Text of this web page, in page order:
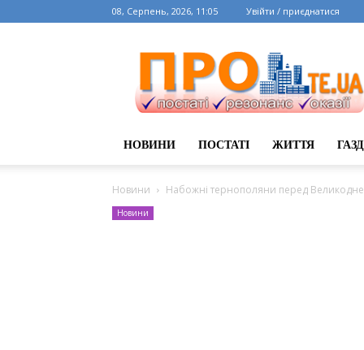
08, Серпень, 2026, 11:05 Увійти / приєднатися
НОВИНИ ПОСТАТІ ЖИТТЯ
Новини Набожні тернополяни перед
Новини